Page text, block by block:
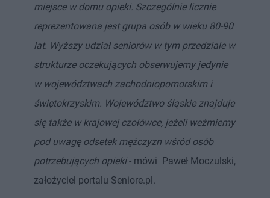
miejsce w domu opieki. Szczególnie licznie
reprezentowana jest grupa osób w wieku 80-90
lat. Wyższy udział seniorów w tym przedziale w
strukturze oczekujących obserwujemy jedynie
w województwach zachodniopomorskim i
świętokrzyskim. Województwo śląskie znajduje
się także w krajowej czołówce, jeżeli weźmiemy
pod uwagę odsetek mężczyzn wśród osób
potrzebujących opieki- mówi Paweł Moczulski,
założyciel portalu Seniore.pl.